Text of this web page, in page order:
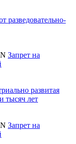
разведовательно-
Запрет на
развитая
тысяч лет
Запрет на